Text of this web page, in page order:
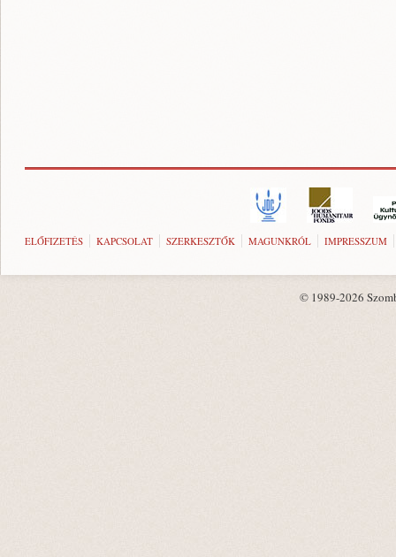
ELŐFIZETÉS KAPCSOLAT SZERKESZTŐK MAGUNKRÓL IMPRESSZUM
© 1989-2026